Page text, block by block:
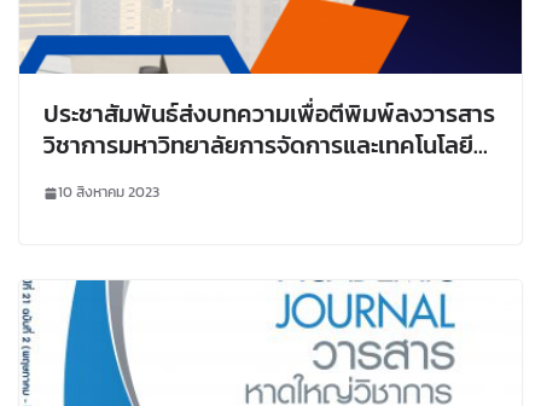
ประชาสัมพันธ์ส่งบทความเพื่อตีพิมพ์ลงวารสาร
วิชาการมหาวิทยาลัยการจัดการและเทคโนโลยี
อีสเทิร์น (UMT Poly Journal) ปีที่ 20 ฉบับที่ 2
กรกฎาคม – ธันวาคม 2566
10 สิงหาคม 2023